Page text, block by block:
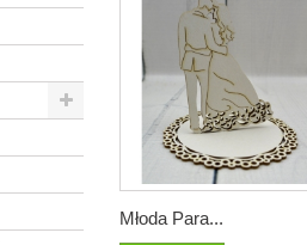
Młoda Para...